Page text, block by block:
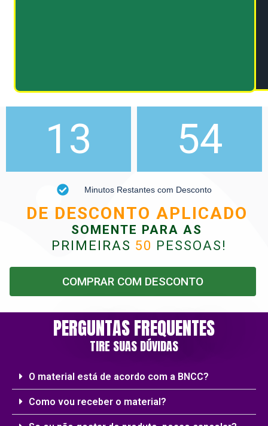
13 53
Minutos Restantes com Desconto
DE DESCONTO APLICADO
SOMENTE PARA AS
PRIMEIRAS 50 PESSOAS !
COMPRAR COM DESCONTO
PERGUNTAS FREQUENTES
TIRE SUAS DÚVIDAS
O material está de acordo com a BNCC?
Como vou receber o material?